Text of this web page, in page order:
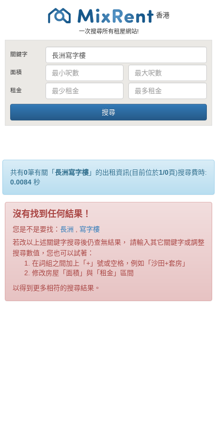
香港
一次搜尋所有租屋網站!
關鍵字
面積
租金
共有0筆有關「 長洲寫字樓」的出租資訊(目前位於1/0頁)搜尋費時:
0.0084 秒
沒有找到任何結果！
您是不是要找： 長洲 , 寫字樓
若改以上述關鍵字搜尋後仍查無結果， 請輸入其它關鍵字或調整
搜尋數值，您也可以試著：
在詞組之間加上「+」號或空格，例如「沙田+套房」
修改房屋「面積」與「租金」區間
以得到更多相符的搜尋結果。